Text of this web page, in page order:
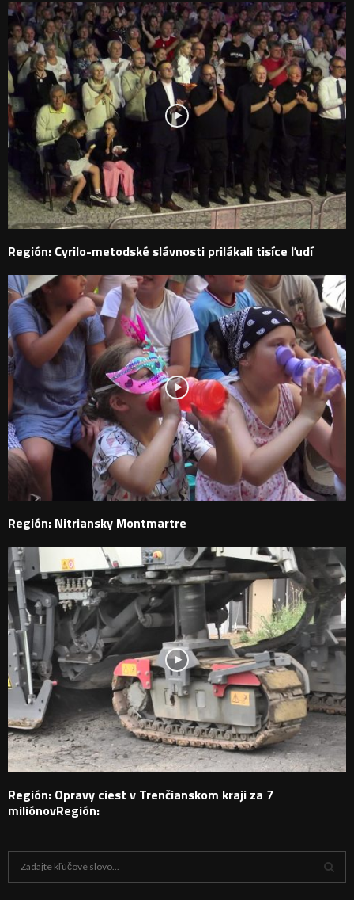
Región: Cyrilo-metodské slávnosti prilákali tisíce ľudí
Región: Nitriansky Montmartre
Región: Opravy ciest v Trenčianskom kraji za 7
miliónovRegión: